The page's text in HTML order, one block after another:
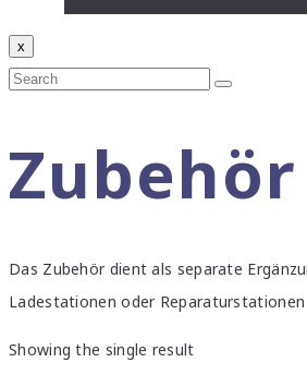
x
Zubehör
Das Zubehör dient als separate
Ladestationen oder Reparaturstationen
Showing the single result